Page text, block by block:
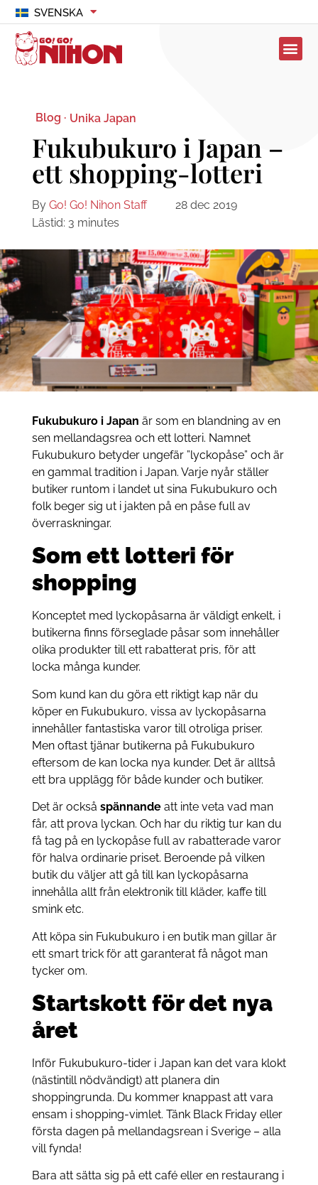
SVENSKA
Blog · Unika Japan
Fukubukuro i Japan –
ett shopping-lotteri
By Go! Go! Nihon Staff
28 dec 2019
Lästid: 3 minutes
Fukubukuro i Japan är som en blandning av en
sen mellandagsrea och ett lotteri. Namnet
Fukubukuro betyder ungefär ”lyckopåse” och är
en gammal tradition i Japan. Varje nyår ställer
butiker runtom i landet ut sina Fukubukuro och
folk beger sig ut i jakten på en påse full av
överraskningar.
Som ett lotteri för
shopping
Konceptet med lyckopåsarna är väldigt enkelt, i
butikerna finns förseglade påsar som innehåller
olika produkter till ett rabatterat pris, för att
locka många kunder.
Som kund kan du göra ett riktigt kap när du
köper en Fukubukuro, vissa av lyckopåsarna
innehåller fantastiska varor till otroliga priser.
Men oftast tjänar butikerna på Fukubukuro
eftersom de kan locka nya kunder. Det är alltså
ett bra upplägg för både kunder och butiker.
Det är också spännandeatt inte veta vad man
får, att prova lyckan. Och har du riktig tur kan du
få tag på en lyckopåse full av rabatterade varor
för halva ordinarie priset. Beroende på vilken
butik du väljer att gå till kan lyckopåsarna
innehålla allt från elektronik till kläder, kaffe till
smink etc.
Att köpa sin Fukubukuro i en butik man gillar är
ett smart trick för att garanterat få något man
tycker om.
Startskott för det nya
året
Inför Fukubukuro-tider i Japan kan det vara klokt
(nästintill nödvändigt) att planera din
shoppingrunda. Du kommer knappast att vara
ensam i shopping-vimlet. Tänk Black Friday eller
första dagen på mellandagsrean i Sverige – alla
vill fynda!
Bara att sätta sig på ett café eller en restaurang i